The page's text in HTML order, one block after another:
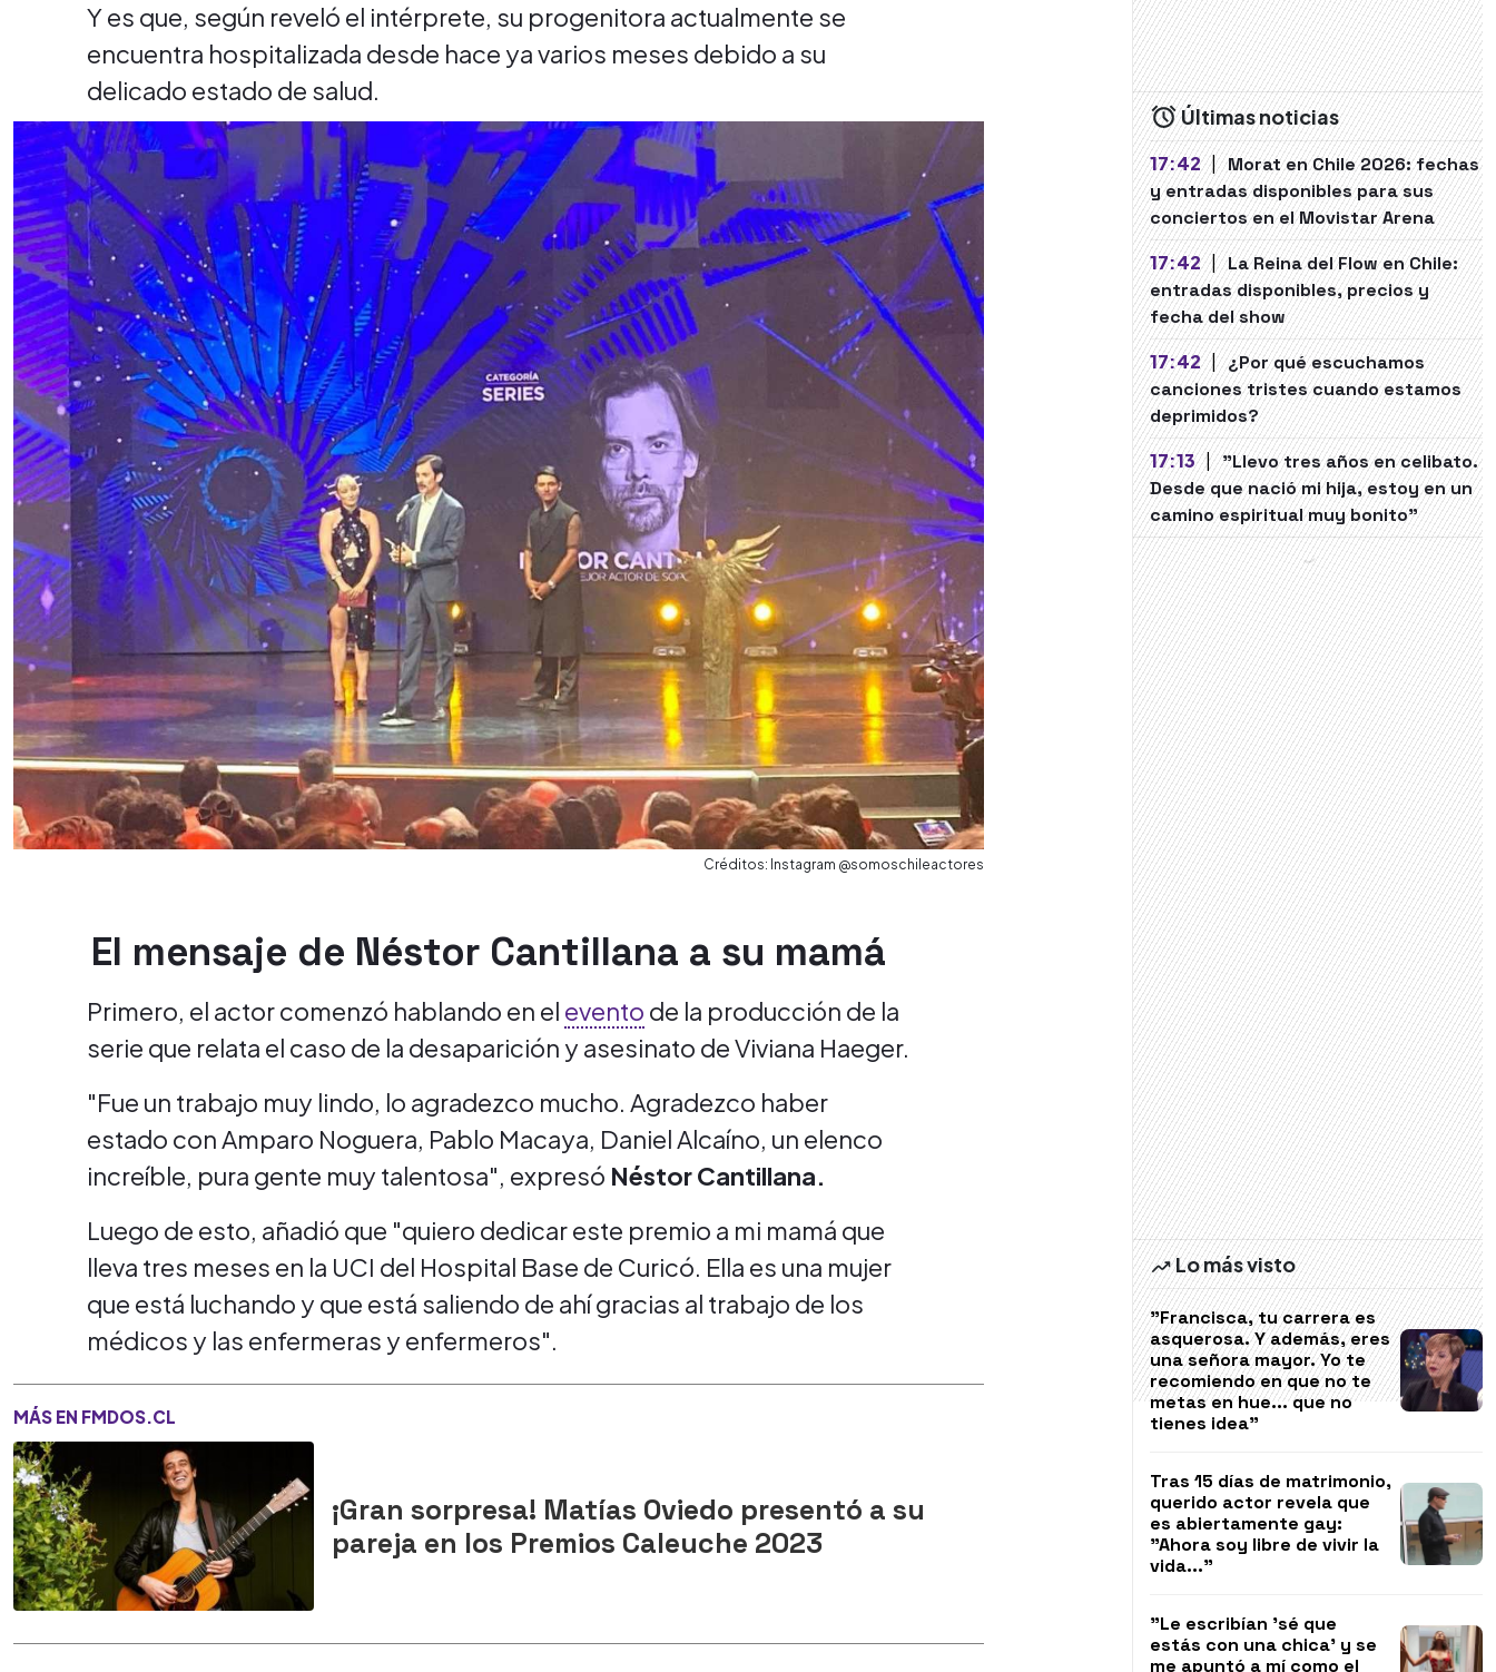
Y es que, según reveló el intérprete, su progenitora actualmente se
encuentra hospitalizada desde hace ya varios meses debido a su
delicado estado de salud.
Créditos: Instagram @somoschileactores
El mensaje de Néstor Cantillana a su mamá
Primero, el actor comenzó hablando en el evento de la producción de la
serie que relata el caso de la desaparición y asesinato de Viviana Haeger.
"Fue un trabajo muy lindo, lo agradezco mucho. Agradezco haber
estado con Amparo Noguera, Pablo Macaya, Daniel Alcaíno, un elenco
increíble, pura gente muy talentosa", expresó Néstor Cantillana.
Luego de esto, añadió que "quiero dedicar este premio a mi mamá que
lleva tres meses en la UCI del Hospital Base de Curicó. Ella es una mujer
que está luchando y que está saliendo de ahí gracias al trabajo de los
médicos y las enfermeras y enfermeros".
MÁS EN FMDOS.CL
¡Gran sorpresa! Matías Oviedo presentó a su
pareja en los Premios Caleuche 2023
Últimas noticias
17:42 | Morat en Chile 2026: fechas
y entradas disponibles para sus
conciertos en el Movistar Arena
17:42 | La Reina del Flow en Chile:
entradas disponibles, precios y
fecha del show
17:42 | ¿Por qué escuchamos
canciones tristes cuando estamos
deprimidos?
17:13 | "Llevo tres años en celibato.
Desde que nació mi hija, estoy en un
camino espiritual muy bonito"
Lo más visto
"Francisca, tu carrera es
asquerosa. Y además, eres
una señora mayor. Yo te
recomiendo en que no te
metas en hue... que no
tienes idea"
Tras 15 días de matrimonio,
querido actor revela que
es abiertamente gay:
"Ahora soy libre de vivir la
vida..."
"Le escribían 'sé que
estás con una chica' y se
me apuntó a mí como el